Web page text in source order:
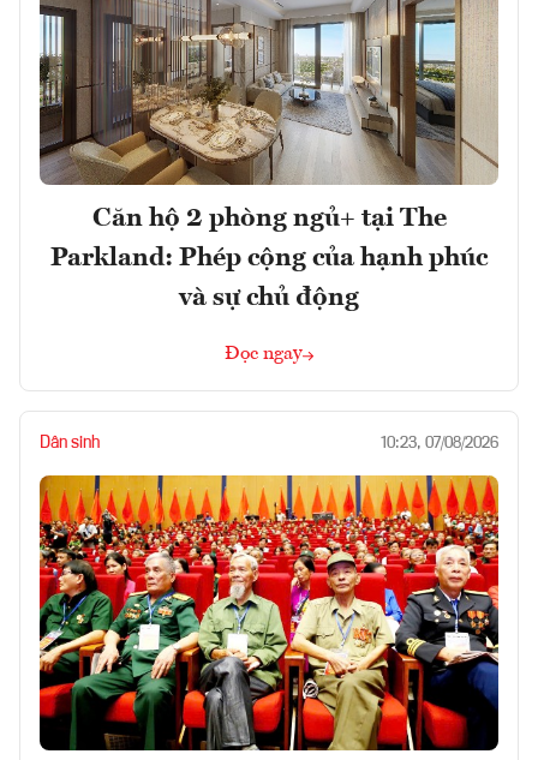
Căn hộ 2 phòng ngủ+ tại The
Parkland: Phép cộng của hạnh phúc
và sự chủ động
Đọc ngay
Dân sinh 10:23, 07/08/2026